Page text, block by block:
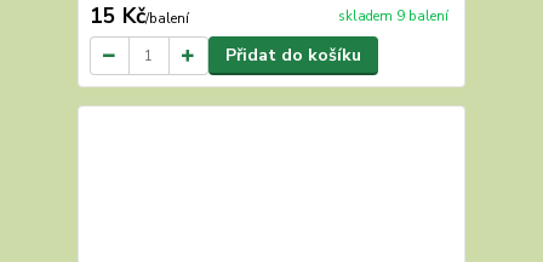
15 Kč/balení skladem 9 balení
Přidat do košíku